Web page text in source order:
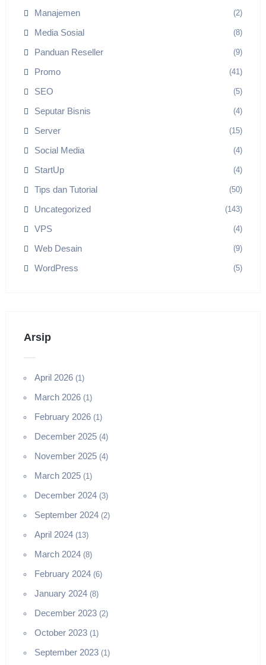
Manajemen (2)
Media Sosial (8)
Panduan Reseller (9)
Promo (41)
SEO (5)
Seputar Bisnis (4)
Server (15)
Social Media (4)
StartUp (4)
Tips dan Tutorial (50)
Uncategorized (143)
VPS (4)
Web Desain (9)
WordPress (5)
Arsip
April 2026(1)
March 2026(1)
February 2026(1)
December 2025(4)
November 2025(4)
March 2025(1)
December 2024(3)
September 2024(2)
April 2024(13)
March 2024(8)
February 2024(6)
January 2024(8)
December 2023(2)
October 2023(1)
September 2023(1)